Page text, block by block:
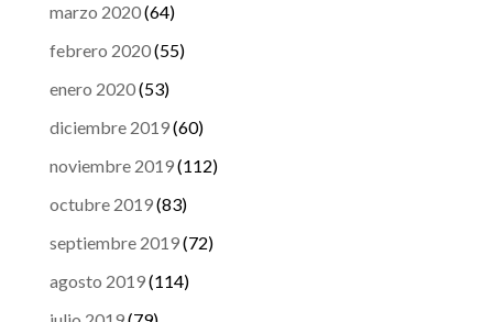
marzo 2020(64)
febrero 2020(55)
enero 2020(53)
diciembre 2019(60)
noviembre 2019(112)
octubre 2019(83)
septiembre 2019(72)
agosto 2019(114)